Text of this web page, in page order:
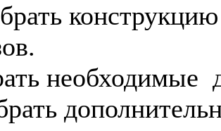
необходимые